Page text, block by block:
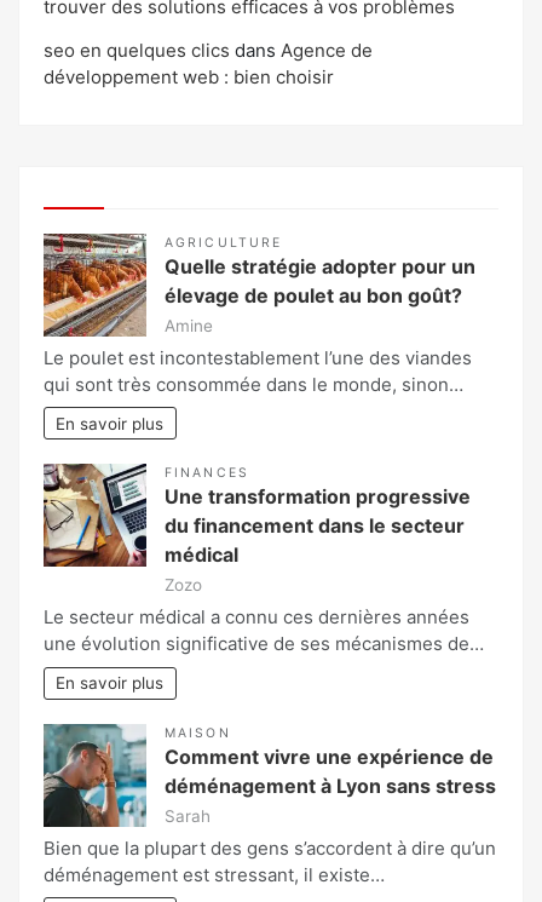
trouver des solutions efficaces à vos problèmes
seo en quelques clics dans Agence de
développement web : bien choisir
AGRICULTURE
Quelle stratégie adopter pour un
élevage de poulet au bon goût?
Amine
Le poulet est incontestablement l’une des viandes
qui sont très consommée dans le monde, sinon…
En savoir plus
FINANCES
Une transformation progressive
du financement dans le secteur
médical
Zozo
Le secteur médical a connu ces dernières années
une évolution significative de ses mécanismes de…
En savoir plus
MAISON
Comment vivre une expérience de
déménagement à Lyon sans stress
Sarah
Bien que la plupart des gens s’accordent à dire qu’un
déménagement est stressant, il existe…